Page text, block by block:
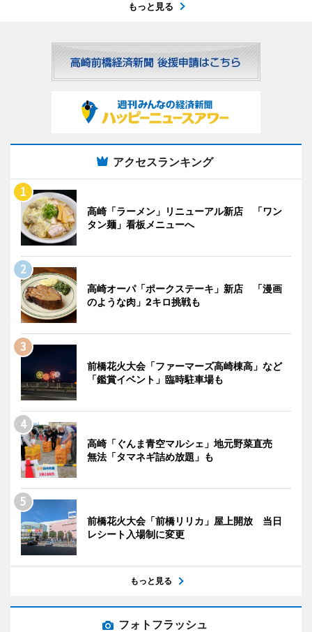
もっと見る
アクセスランキング
高崎「ラーメン」リニューアル新店 「ワン
タン麺」看板メニューへ
高崎オーパ「ポークステーキ」新店 「漫画
のような肉」2キロ挑戦も
前橋花火大会「ファーマーズ高崎棟高」など
「鑑賞イベント」臨時駐車場も
高崎「ぐんま青空マルシェ」地元野菜直売
無法「タマネギ詰め放題」も
前橋花火大会「前橋リリカ」屋上開放 当日
レシート入場制に変更
もっと見る
フォトフラッシュ